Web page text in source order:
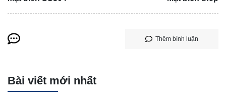
Thêm bình luận
Bài viết mới nhất